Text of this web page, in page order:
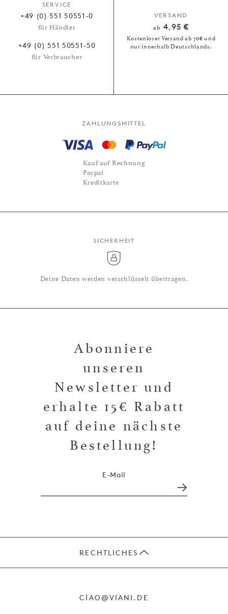
SERVICE
+49 (0) 551 50551-0
für Händler
+49 (0) 551 50551-50
für Verbraucher
VERSAND
ab 4,95 €
Kostenloser Versand ab 70€ und
nur innerhalb Deutschlands.
ZAHLUNGSMITTEL
Kauf auf Rechnung
Paypal
Kreditkarte
SICHERHEIT
Deine Daten werden verschlüsselt übertragen.
Abonniere
unseren
Newsletter und
erhalte 15€ Rabatt
auf deine nächste
Bestellung!
E-Mail
RECHTLICHES
CIAO@VIANI.DE